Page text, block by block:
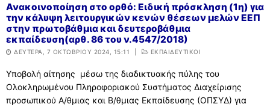
Ανακοινοποίηση στο ορθό: Ειδική πρόσκληση (1η) για
την κάλυψη λειτουργικών κενών θέσεων μελών ΕΕΠ
στην πρωτοβάθμια και δευτεροβάθμια
εκπαίδευση(αρθ. 86 του ν.4547/2018)
ΔΕΥΤΈΡΑ, 7 ΟΚΤΩΒΡΊΟΥ 2024, 15:11 ΕΚΠΑΙΔΕΥΤΙΚΟΙ
Υποβολή αίτησης μέσω της διαδικτυακής πύλης του
Ολοκληρωμένου Πληροφοριακού Συστήματος Διαχείρισης
προσωπικού Α/θμιας και Β/θμιας Εκπαίδευσης (ΟΠΣΥΔ) για